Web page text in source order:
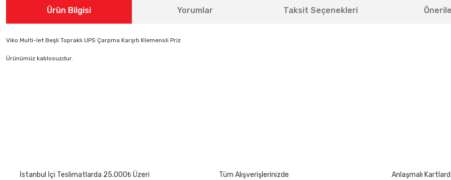
Ürün Bilgisi Yorumlar Taksit Seçenekleri
Viko Multi-let Beşli Topraklı UPS Çarpma Karşıtı Klemensli Priz
Ürünümüz kablosuzdur.
Bu ürüne benzer farklı alternatifler olmalı.
İstanbul İçi Teslimatlarda 25.000₺ Üzeri
Tüm Alışverişlerinizde
Anlaşmalı